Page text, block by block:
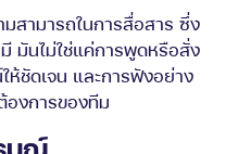
สามารถในการสื่อสาร ซึ่ง
มันไม่ใช่แค่การพูดหรือสั่ง
ชัดเจน และการฟังอย่าง
องการของทีม